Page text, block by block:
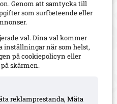
Genom att samtycka till
som surfbeteende eller
val. Dina val kommer
inställningar när som helst,
på cookiepolicyn eller
skärmen.
reklamprestanda, Mäta